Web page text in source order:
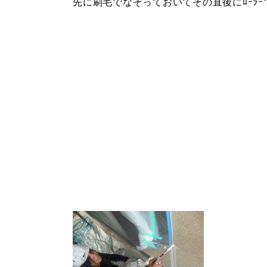
先に刷毛でなぞっておいてその直後にﾛｰﾗｰ